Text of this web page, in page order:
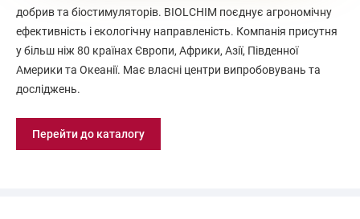
добрив та біостимуляторів. BIOLCHIM поєднує агрономічну
ефективність і екологічну направленість. Компанія присутня
у більш ніж 80 країнах Європи, Африки, Азії, Південної
Америки та Океанії. Має власні центри випробовувань та
досліджень.
Перейти до каталогу